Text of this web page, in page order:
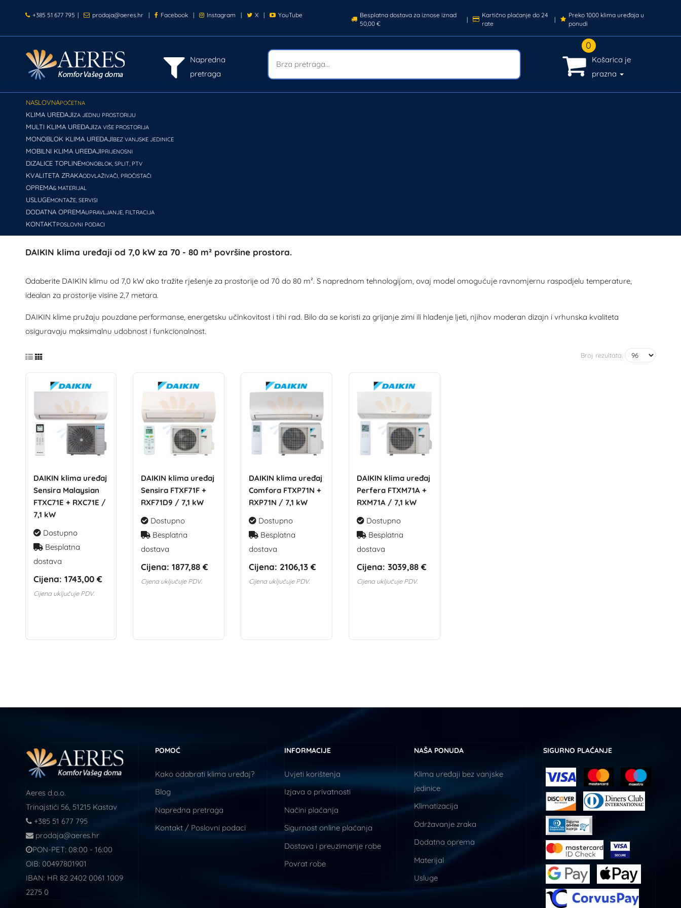
+385 51 677 795 | prodaja@aeres.hr | Facebook | Instagram | X | YouTube
Besplatna dostava za iznose iznad
50,00 €
|
Kartično plaćanje do 24
rate
|
Preko 1000 klima uređaja u
ponudi
Napredna
pretraga
0
Košarica je
prazna
NASLOVNAPOČETNA
KLIMA UREĐAJIZA JEDNU PROSTORIJU
MULTI KLIMA UREĐAJIZA VIŠE PROSTORIJA
MONOBLOK KLIMA UREĐAJIBEZ VANJSKE JEDINICE
MOBILNI KLIMA UREĐAJIPRIJENOSNI
DIZALICE TOPLINEMONOBLOK, SPLIT, PTV
KVALITETA ZRAKAODVLAŽIVAČI, PROČISTAČI
OPREMA& MATERIJAL
USLUGEMONTAŽE, SERVISI
DODATNA OPREMAUPRAVLJANJE, FILTRACIJA
KONTAKTPOSLOVNI PODACI
DAIKIN klima uređaji od 7,0 kW za 70 - 80 m² površine prostora.
Odaberite DAIKIN klimu od 7,0 kW ako tražite rješenje za prostorije od 70 do 80 m². S naprednom tehnologijom, ovaj model omogućuje ravnomjernu raspodjelu temperature,
idealan za prostorije visine 2,7 metara.
DAIKIN klime pružaju pouzdane performanse, energetsku učinkovitost i tihi rad. Bilo da se koristi za grijanje zimi ili hlađenje ljeti, njihov moderan dizajn i vrhunska kvaliteta
osiguravaju maksimalnu udobnost i funkcionalnost.
Broj rezultata:
DAIKIN klima uređaj
Sensira Malaysian
FTXC71E + RXC71E /
7,1 kW
Dostupno
Besplatna
dostava
Cijena: 1743,00 €
Cijena uključuje PDV.
DAIKIN klima uređaj
Sensira FTXF71F +
RXF71D9 / 7,1 kW
Dostupno
Besplatna
dostava
Cijena: 1877,88 €
Cijena uključuje PDV.
DAIKIN klima uređaj
Comfora FTXP71N +
RXP71N / 7,1 kW
Dostupno
Besplatna
dostava
Cijena: 2106,13 €
Cijena uključuje PDV.
DAIKIN klima uređaj
Perfera FTXM71A +
RXM71A / 7,1 kW
Dostupno
Besplatna
dostava
Cijena: 3039,88 €
Cijena uključuje PDV.
Aeres d.o.o.
Trinajstići 56, 51215 Kastav
+385 51 677 795
prodaja@aeres.hr
PON-PET: 08:00 - 16:00
OIB: 00497801901
IBAN: HR 82 2402 0061 1009
2275 0
POMOĆ
Kako odabrati klima uređaj?
Blog
Napredna pretraga
Kontakt / Poslovni podaci
INFORMACIJE
Uvjeti korištenja
Izjava o privatnosti
Načini plaćanja
Sigurnost online plaćanja
Dostava i preuzimanje robe
Povrat robe
NAŠA PONUDA
Klima uređaji bez vanjske
jedinice
Klimatizacija
Održavanje zraka
Dodatna oprema
Materijal
Usluge
SIGURNO PLAĆANJE